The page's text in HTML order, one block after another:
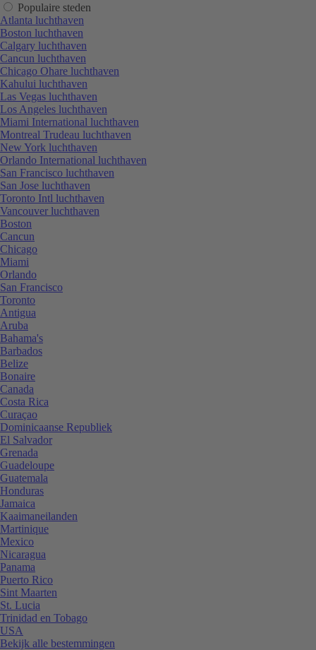
Populaire steden
Atlanta luchthaven
Boston luchthaven
Calgary luchthaven
Cancun luchthaven
Chicago Ohare luchthaven
Kahului luchthaven
Las Vegas luchthaven
Los Angeles luchthaven
Miami International luchthaven
Montreal Trudeau luchthaven
New York luchthaven
Orlando International luchthaven
San Francisco luchthaven
San Jose luchthaven
Toronto Intl luchthaven
Vancouver luchthaven
Boston
Cancun
Chicago
Miami
Orlando
San Francisco
Toronto
Antigua
Aruba
Bahama's
Barbados
Belize
Bonaire
Canada
Costa Rica
Curaçao
Dominicaanse Republiek
El Salvador
Grenada
Guadeloupe
Guatemala
Honduras
Jamaica
Kaaimaneilanden
Martinique
Mexico
Nicaragua
Panama
Puerto Rico
Sint Maarten
St. Lucia
Trinidad en Tobago
USA
Bekijk alle bestemmingen